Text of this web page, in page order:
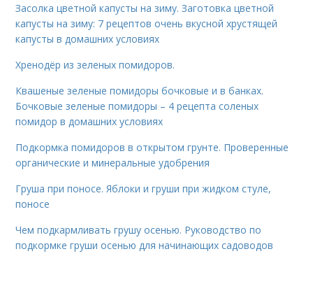
Засолка цветной капусты на зиму. Заготовка цветной
капусты на зиму: 7 рецептов очень вкусной хрустящей
капусты в домашних условиях
Хренодёр из зеленых помидоров.
Квашеные зеленые помидоры бочковые и в банках.
Бочковые зеленые помидоры – 4 рецепта соленых
помидор в домашних условиях
Подкормка помидоров в открытом грунте. Проверенные
органические и минеральные удобрения
Груша при поносе. Яблоки и груши при жидком стуле,
поносе
Чем подкармливать грушу осенью. Руководство по
подкормке груши осенью для начинающих садоводов